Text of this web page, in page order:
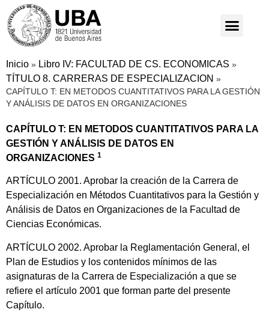
Inicio » Libro IV: FACULTAD DE CS. ECONOMICAS »
TÍTULO 8. CARRERAS DE ESPECIALIZACION »
CAPÍTULO T: EN METODOS CUANTITATIVOS PARA LA GESTIÓN
Y ANÁLISIS DE DATOS EN ORGANIZACIONES
CAPÍTULO T: EN METODOS CUANTITATIVOS PARA LA
GESTIÓN Y ANÁLISIS DE DATOS EN
ORGANIZACIONES 1
ARTÍCULO 2001. Aprobar la creación de la Carrera de
Especialización en Métodos Cuantitativos para la Gestión y
Análisis de Datos en Organizaciones de la Facultad de
Ciencias Económicas.
ARTÍCULO 2002. Aprobar la Reglamentación General, el
Plan de Estudios y los contenidos mínimos de las
asignaturas de la Carrera de Especialización a que se
refiere el artículo 2001 que forman parte del presente
Capítulo.